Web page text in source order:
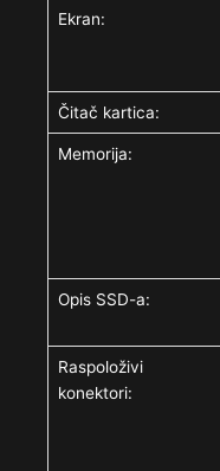
Ekran:
Čitač kartica:
Memorija:
Opis SSD-a:
Raspoloživi
konektori: